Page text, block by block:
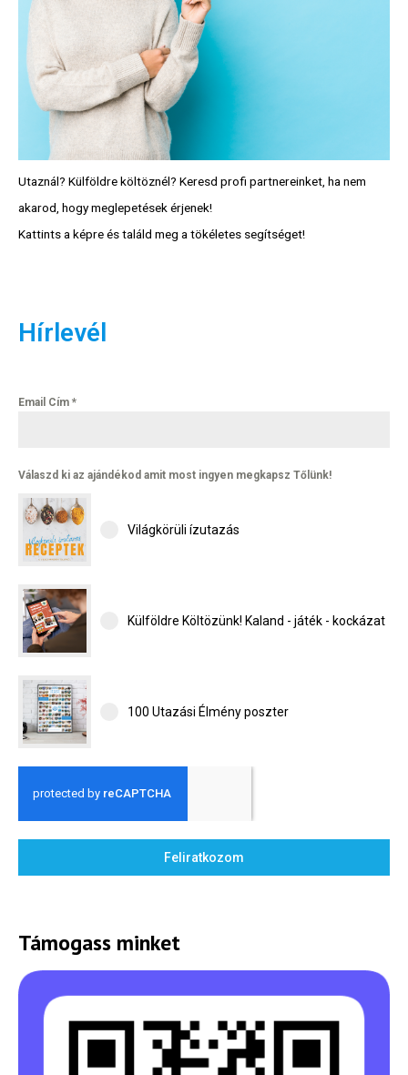
Utaznál? Külföldre költöznél? Keresd profi partnereinket, ha nem
akarod, hogy meglepetések érjenek!
Kattints a képre és találd meg a tökéletes segítséget!
Hírlevél
Email Cím *
Válaszd ki az ajándékod amit most ingyen megkapsz Tőlünk!
Világkörüli ízutazás
Külföldre Költözünk! Kaland - játék - kockázat
100 Utazási Élmény poszter
Feliratkozom
Támogass minket